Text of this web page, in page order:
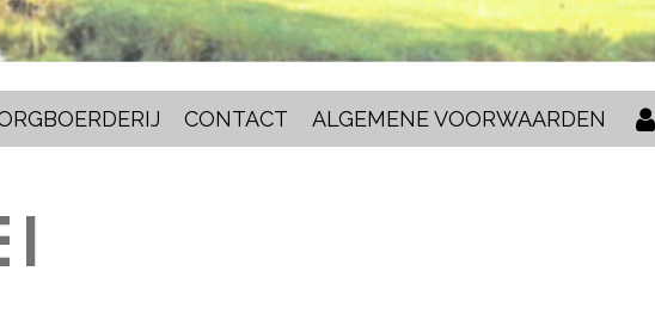
CONTACT ALGEMENE VOORWAARDEN